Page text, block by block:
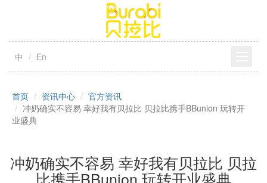
中 En
首页 资讯中心
官方资讯
冲奶确实不容易 幸好我有贝拉比 贝拉比携手BBunion 玩转开
业盛典
冲奶确实不容易 幸好我有贝拉比 贝拉
比携手BBunion 玩转开业盛典